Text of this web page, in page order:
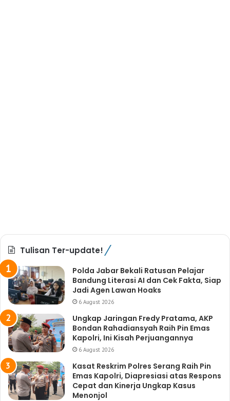
Tulisan Ter-update!
Polda Jabar Bekali Ratusan Pelajar
Bandung Literasi AI dan Cek Fakta, Siap
Jadi Agen Lawan Hoaks
6 August 2026
Ungkap Jaringan Fredy Pratama, AKP
Bondan Rahadiansyah Raih Pin Emas
Kapolri, Ini Kisah Perjuangannya
6 August 2026
Kasat Reskrim Polres Serang Raih Pin
Emas Kapolri, Diapresiasi atas Respons
Cepat dan Kinerja Ungkap Kasus
Menonjol